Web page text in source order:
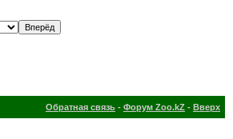
Обратная связь - Форум Zoo.kZ - Вверх